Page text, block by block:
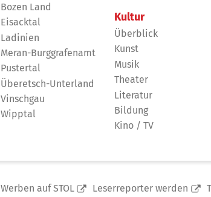
Bozen Land
Eisacktal
Ladinien
Meran-Burggrafenamt
Pustertal
Überetsch-Unterland
Vinschgau
Wipptal
Kultur
Überblick
Kunst
Musik
Theater
Literatur
Bildung
Kino / TV
Werben auf STOL Leserreporter werden